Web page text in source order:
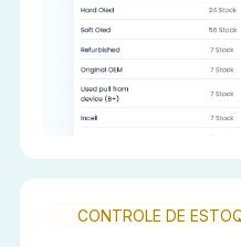
CONTROLE DE